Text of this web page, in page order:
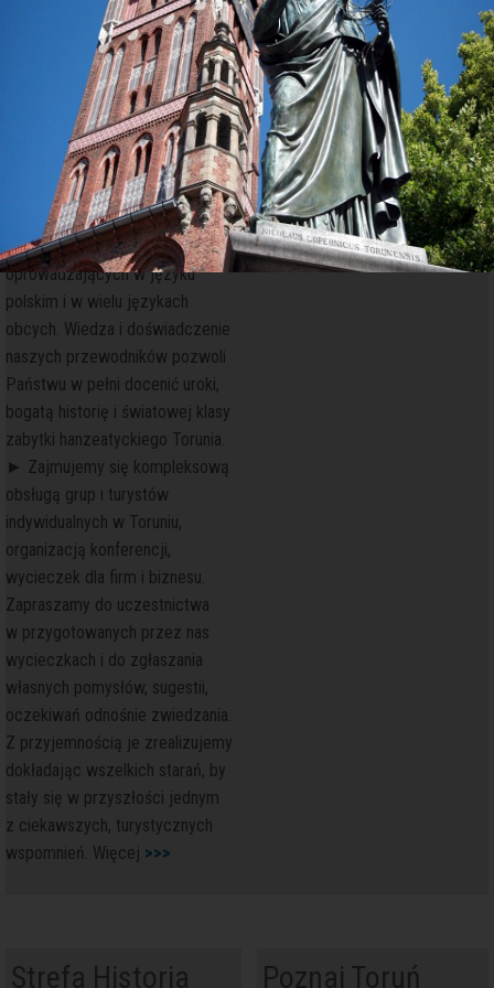
pod opieką naszych
doświadczonych
i profesjonalnych przewodników.
► Jesteśmy rejestrowanym
organizatorem turystycznym -
grupą zrzeszającą
wykwalifikowanych
i kompetentnych przewodników
po Toruniu i okolicach
oprowadzających w języku
polskim i w wielu językach
obcych. Wiedza i doświadczenie
naszych przewodników pozwoli
Państwu w pełni docenić uroki,
bogatą historię i światowej klasy
zabytki hanzeatyckiego Torunia.
► Zajmujemy się kompleksową
obsługą grup i turystów
indywidualnych w Toruniu,
organizacją konferencji,
wycieczek dla firm i biznesu.
Zapraszamy do uczestnictwa
w przygotowanych przez nas
wycieczkach i do zgłaszania
własnych pomysłów, sugestii,
oczekiwań odnośnie zwiedzania.
Z przyjemnością je zrealizujemy
dokładając wszelkich starań, by
stały się w przyszłości jednym
z ciekawszych, turystycznych
wspomnień. Więcej >>>
Strefa Historia Poznaj Toruń